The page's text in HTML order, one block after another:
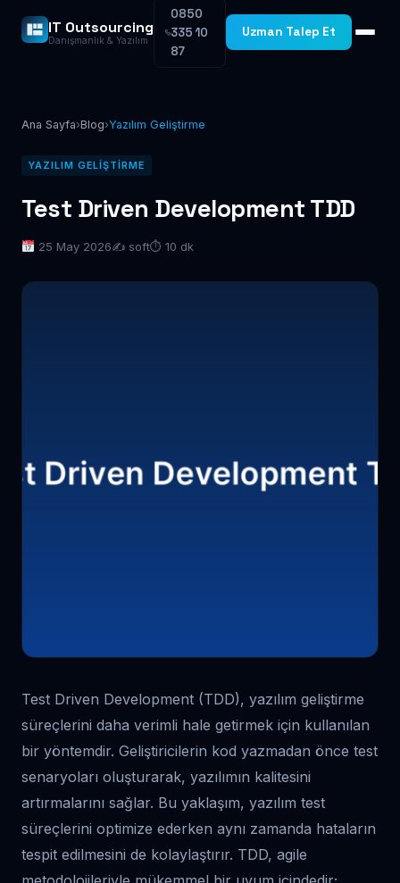
IT Outsourcing
Danışmanlık & Yazılım
0850
335 10
87
Uzman Talep Et
Ana Sayfa›Blog›Yazılım Geliştirme
YAZILIM GELIŞTIRME
Test Driven Development TDD
25 May 2026✍️ soft⏱ 10 dk
Test Driven Development (TDD), yazılım geliştirme
süreçlerini daha verimli hale getirmek için kullanılan
bir yöntemdir. Geliştiricilerin kod yazmadan önce test
senaryoları oluşturarak, yazılımın kalitesini
artırmalarını sağlar. Bu yaklaşım, yazılım test
süreçlerini optimize ederken aynı zamanda hataların
tespit edilmesini de kolaylaştırır. TDD, agile